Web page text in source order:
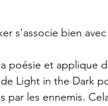
s'associe bien
poésie et applique
Light in the Dark
par les ennemis.